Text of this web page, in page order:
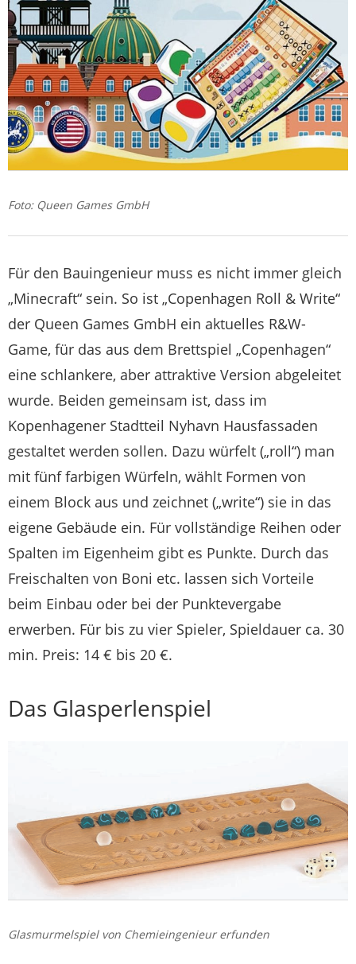
Foto: Queen Games GmbH
Für den Bauingenieur muss es nicht immer gleich
„Minecraft“ sein. So ist „Copenhagen Roll & Write“
der Queen Games GmbH ein aktuelles R&W-
Game, für das aus dem Brettspiel „Copenhagen“
eine schlankere, aber attraktive Version abgeleitet
wurde. Beiden gemeinsam ist, dass im
Kopenhagener Stadtteil Nyhavn Hausfassaden
gestaltet werden sollen. Dazu würfelt („roll“) man
mit fünf farbigen Würfeln, wählt Formen von
einem Block aus und zeichnet („write“) sie in das
eigene Gebäude ein. Für vollständige Reihen oder
Spalten im Eigenheim gibt es Punkte. Durch das
Freischalten von Boni etc. lassen sich Vorteile
beim Einbau oder bei der Punktevergabe
erwerben. Für bis zu vier Spieler, Spieldauer ca. 30
min. Preis: 14 € bis 20 €.
Das Glasperlenspiel
Glasmurmelspiel von Chemieingenieur erfunden